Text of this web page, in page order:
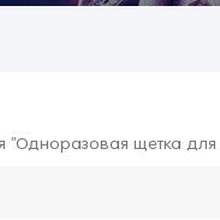
"Одноразовая щетка